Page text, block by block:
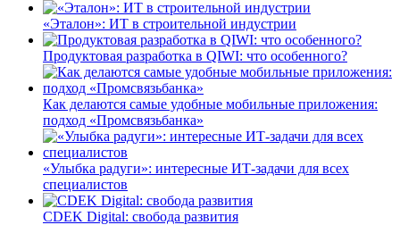
«Эталон»: ИТ в строительной индустрии
Продуктовая разработка в QIWI: что особенного?
Как делаются самые удобные мобильные приложения:
подход «Промсвязьбанка»
«Улыбка радуги»: интересные ИТ-задачи для всех
специалистов
CDEK Digital: свобода развития